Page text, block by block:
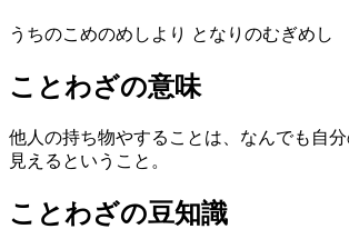
うちのこめのめしより となりのむぎめし
ことわざの意味
他人の持ち物やすることは、なんでも自分
見えるということ。
ことわざの豆知識